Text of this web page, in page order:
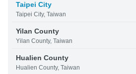
Taipei City
Taipei City, Taiwan
Yilan County
Yilan County, Taiwan
Hualien County
Hualien County, Taiwan